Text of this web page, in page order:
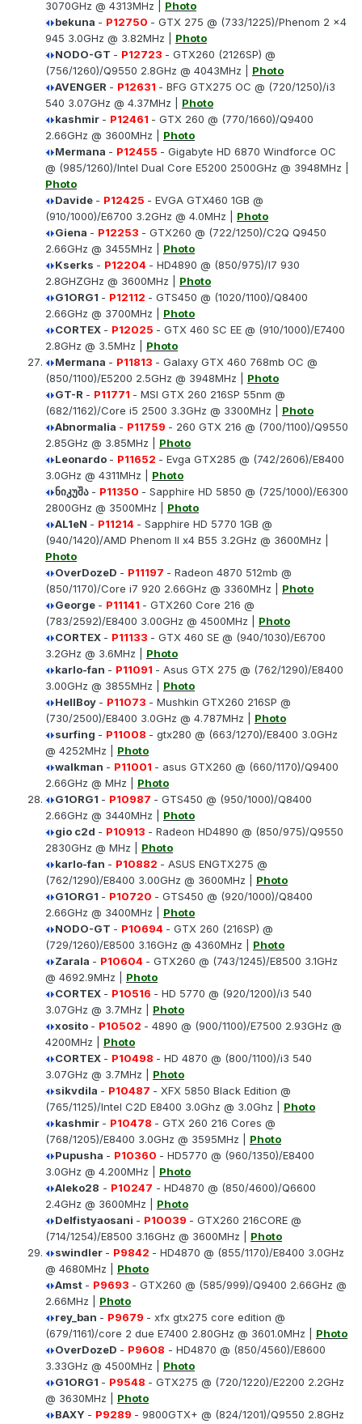
3070GHz @ 4313MHz | Photo
bekuna - P12750 - GTX 275 @ (733/1225)/Phenom 2 x4
945 3.0GHz @ 3.82MHz | Photo
NODO-GT - P12723 - GTX260 (2126SP) @
(756/1260)/Q9550 2.8GHz @ 4043MHz | Photo
AVENGER - P12631 - BFG GTX275 OC @ (720/1250)/i3
540 3.07GHz @ 4.37MHz | Photo
kashmir - P12461 - GTX 260 @ (770/1660)/Q9400
2.66GHz @ 3600MHz | Photo
Mermana - P12455 - Gigabyte HD 6870 Windforce OC
@ (985/1260)/Intel Dual Core E5200 2500GHz @ 3948MHz |
Photo
Davide - P12425 - EVGA GTX460 1GB @
(910/1000)/E6700 3.2GHz @ 4.0MHz | Photo
Giena - P12253 - GTX260 @ (722/1250)/C2Q Q9450
2.66GHz @ 3455MHz | Photo
Kserks - P12204 - HD4890 @ (850/975)/I7 930
2.8GHZGHz @ 3600MHz | Photo
G1ORG1 - P12112 - GTS450 @ (1020/1100)/Q8400
2.66GHz @ 3700MHz | Photo
CORTEX - P12025 - GTX 460 SC EE @ (910/1000)/E7400
2.8GHz @ 3.5MHz | Photo
Mermana - P11813 - Galaxy GTX 460 768mb OC @
(850/1100)/E5200 2.5GHz @ 3948MHz | Photo
GT-R - P11771 - MSI GTX 260 216SP 55nm @
(682/1162)/Core i5 2500 3.3GHz @ 3300MHz | Photo
Abnormalia - P11759 - 260 GTX 216 @ (700/1100)/Q9550
2.85GHz @ 3.85MHz | Photo
Leonardo - P11652 - Evga GTX285 @ (742/2606)/E8400
3.0GHz @ 4311MHz | Photo
ნიკუშა - P11350 - Sapphire HD 5850 @ (725/1000)/E6300
2800GHz @ 3500MHz | Photo
AL1eN - P11214 - Sapphire HD 5770 1GB @
(940/1420)/AMD Phenom II x4 B55 3.2GHz @ 3600MHz |
Photo
OverDozeD - P11197 - Radeon 4870 512mb @
(850/1170)/Core i7 920 2.66GHz @ 3360MHz | Photo
George - P11141 - GTX260 Core 216 @
(783/2592)/E8400 3.00GHz @ 4500MHz | Photo
CORTEX - P11133 - GTX 460 SE @ (940/1030)/E6700
3.2GHz @ 3.6MHz | Photo
karlo-fan - P11091 - Asus GTX 275 @ (762/1290)/E8400
3.00GHz @ 3855MHz | Photo
HellBoy - P11073 - Mushkin GTX260 216SP @
(730/2500)/E8400 3.0GHz @ 4.787MHz | Photo
surfing - P11008 - gtx280 @ (663/1270)/E8400 3.0GHz
@ 4252MHz | Photo
walkman - P11001 - asus GTX260 @ (660/1170)/Q9400
2.66GHz @ MHz | Photo
G1ORG1 - P10987 - GTS450 @ (950/1000)/Q8400
2.66GHz @ 3440MHz | Photo
gio c2d - P10913 - Radeon HD4890 @ (850/975)/Q9550
2830GHz @ MHz | Photo
karlo-fan - P10882 - ASUS ENGTX275 @
(762/1290)/E8400 3.00GHz @ 3600MHz | Photo
G1ORG1 - P10720 - GTS450 @ (920/1000)/Q8400
2.66GHz @ 3400MHz | Photo
NODO-GT - P10694 - GTX 260 (216SP) @
(729/1260)/E8500 3.16GHz @ 4360MHz | Photo
Zarala - P10604 - GTX260 @ (743/1245)/E8500 3.1GHz
@ 4692.9MHz | Photo
CORTEX - P10516 - HD 5770 @ (920/1200)/i3 540
3.07GHz @ 3.7MHz | Photo
xosito - P10502 - 4890 @ (900/1100)/E7500 2.93GHz @
4200MHz | Photo
CORTEX - P10498 - HD 4870 @ (800/1100)/i3 540
3.07GHz @ 3.7MHz | Photo
sikvdila - P10487 - XFX 5850 Black Edition @
(765/1125)/Intel C2D E8400 3.0Ghz @ 3.0Ghz | Photo
kashmir - P10478 - GTX 260 216 Cores @
(768/1205)/E8400 3.0GHz @ 3595MHz | Photo
Pupusha - P10360 - HD5770 @ (960/1350)/E8400
3.0GHz @ 4.200MHz | Photo
Aleko28 - P10247 - HD4870 @ (850/4600)/Q6600
2.4GHz @ 3600MHz | Photo
Delfistyaosani - P10039 - GTX260 216CORE @
(714/1254)/E8500 3.16GHz @ 3600MHz | Photo
swindler - P9842 - HD4870 @ (855/1170)/E8400 3.0GHz
@ 4680MHz | Photo
Amst - P9693 - GTX260 @ (585/999)/Q9400 2.66GHz @
2.66MHz | Photo
rey_ban - P9679 - xfx gtx275 core edition @
(679/1161)/core 2 due E7400 2.80GHz @ 3601.0MHz | Photo
OverDozeD - P9608 - HD4870 @ (850/4560)/E8600
3.33GHz @ 4500MHz | Photo
G1ORG1 - P9548 - GTX275 @ (720/1220)/E2200 2.2GHz
@ 3630MHz | Photo
BAXY - P9289 - 9800GTX+ @ (824/1201)/Q9550 2.8GHz